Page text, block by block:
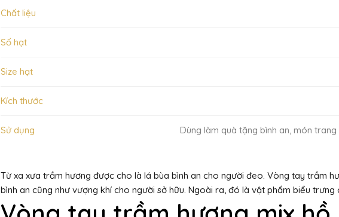
Chất liệu
Số hạt
Size hạt
Kích thước
Sử dụng Dùng làm quà tặng bình an, món
Từ xa xưa trầm hương được cho là lá bùa bình an cho người đeo. Vòng tay trầm
bình an cũng như vượng khí cho người sở hữu. Ngoài ra, đó là vật phẩm biểu